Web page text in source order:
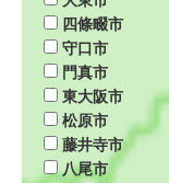
四條畷市
守口市
門真市
東大阪市
松原市
藤井寺市
八尾市